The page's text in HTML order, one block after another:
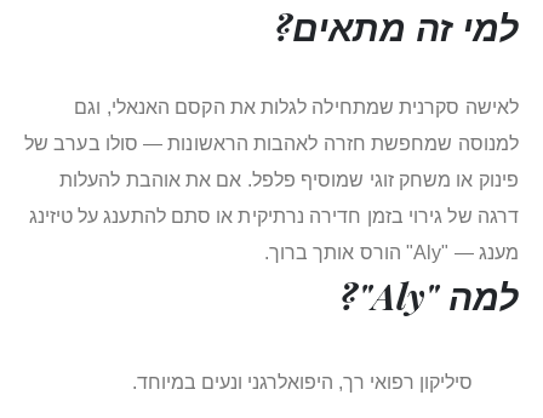
למי זה מתאים?
לאישה סקרנית שמתחילה לגלות את הקסם האנאלי, וגם
למנוסה שמחפשת חזרה לאהבות הראשונות — סולו בערב של
פינוק או משחק זוגי שמוסיף פלפל. אם את אוהבת להעלות
דרגה של גירוי בזמן חדירה נרתיקית או סתם להתענג על טיזינג
מענג — "Aly" הורס אותך ברוך.
למה "Aly"?
סיליקון רפואי רך, היפואלרגני ונעים במיוחד.